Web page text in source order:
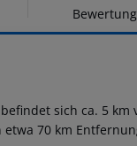
sich ca. 5 km
70 km